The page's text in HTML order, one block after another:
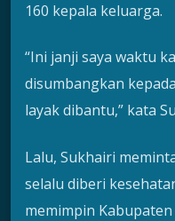
160 kepala keluarga.
“Ini janji saya waktu
disumbangkan
layak dibantu,” kata
Lalu, Sukhairi
selalu diberi
memimpin